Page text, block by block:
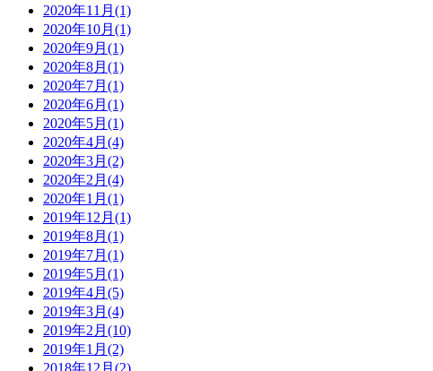
2020年11月 (1)
2020年10月 (1)
2020年9月 (1)
2020年8月 (1)
2020年7月 (1)
2020年6月 (1)
2020年5月 (1)
2020年4月 (4)
2020年3月 (2)
2020年2月 (4)
2020年1月 (1)
2019年12月 (1)
2019年8月 (1)
2019年7月 (1)
2019年5月 (1)
2019年4月 (5)
2019年3月 (4)
2019年2月 (10)
2019年1月 (2)
2018年12月 (2)